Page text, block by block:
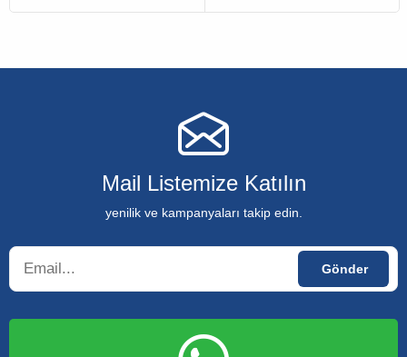
Mail Listemize Katılın
yenilik ve kampanyaları takip edin.